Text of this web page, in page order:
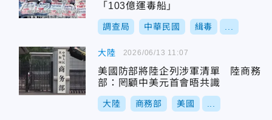
「103億運毒船」
調查局 中華民國 緝毒
大陸
美國防部將陸企列涉軍清單 陸商務
部：罔顧中美元首會晤共識
大陸 商務部 美國
2026/06/13 11:07